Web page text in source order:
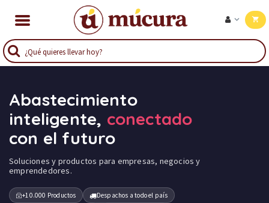
Abastecimiento
inteligente, conectado
con el futuro
Soluciones y productos para empresas, negocios y
emprendedores.
+10.000 Productos
Despachos a todo el país